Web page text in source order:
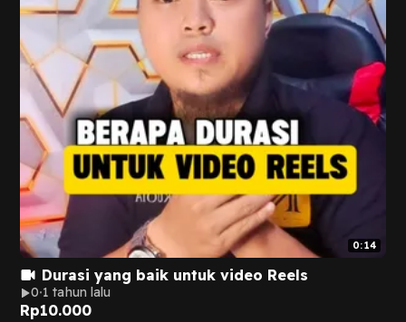
0:14
Durasi yang baik untuk video Reels
0 1 tahun lalu
Rp10.000